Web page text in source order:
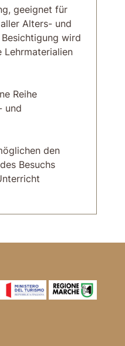
geeignet für
Alters- und
wird
Reihe
und
den
Besuchs